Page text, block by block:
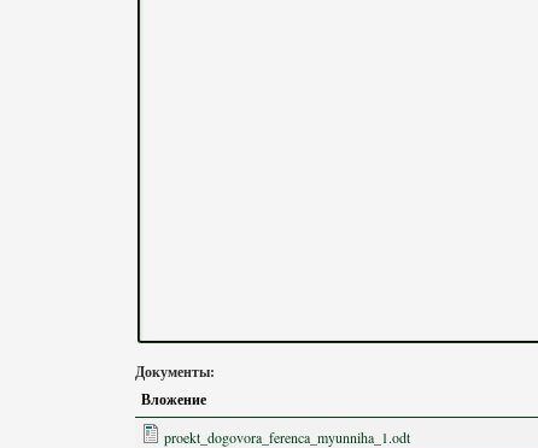
Документы:
Вложение
proekt_dogovora_ferenca_myunniha_1.odt